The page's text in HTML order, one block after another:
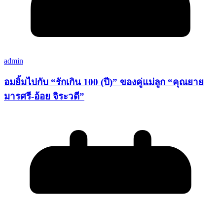
admin
อมยิ้มไปกับ “รักเกิน 100 (ปี)” ของคู่แม่ลูก “คุณยาย
มารศรี-อ้อย จิระวดี”